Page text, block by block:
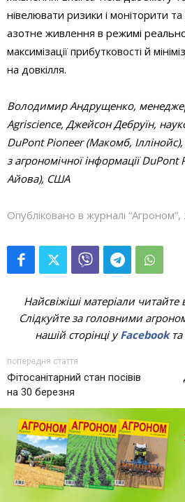
нівелювати ризики і моніторити
азотне живлення в режимі
максимізації прибутковості й
на довкілля.
Володимир Андрущенко,
Agriscience, Джейсон Дебруїн,
DuPont Pioneer (Макомб,
з агрономічної інформації
Айова), США
Опубліковано в журналі
Найсвіжіші матеріали читайте
Слідкуйте за головними
нашій сторінці уFacebookта
попередня стаття
Фітосанітарний стан посівів
на 30 березня
СТАТТІ ПО ТЕМІ
Стратегія